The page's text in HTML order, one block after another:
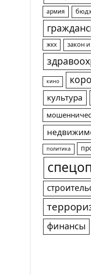
армия
жкх закон
кино
культура
политика
финансы